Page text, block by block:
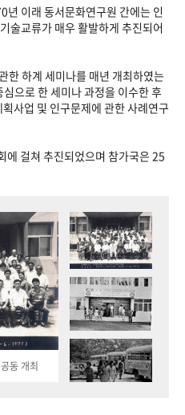
이래 동서문화연구원 간에는 인
술교류가 매우 활발하게 추진되어
한 하계 세미나를 매년 개최하였는
으로 한 세미나 과정을 이수한 후
사업 및 인구문제에 관한 사례연구
걸쳐 추진되었으며 참가국은 25
동 개최